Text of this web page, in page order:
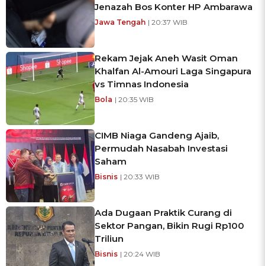
Jenazah Bos Konter HP Ambarawa
Jawa Tengah | 20:37 WIB
Rekam Jejak Aneh Wasit Oman
Khalfan Al-Amouri Laga Singapura
vs Timnas Indonesia
Bola | 20:35 WIB
CIMB Niaga Gandeng Ajaib,
Permudah Nasabah Investasi
Saham
Bisnis | 20:33 WIB
Ada Dugaan Praktik Curang di
Sektor Pangan, Bikin Rugi Rp100
Triliun
Bisnis | 20:24 WIB